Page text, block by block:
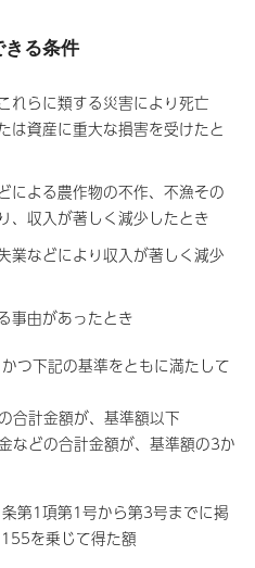
きる条件
れらに類する災害により死亡
は資産に重大な損害を受けたと
による農作物の不作、不漁その
、収入が著しく減少したとき
業などにより収入が著しく減少
事由があったとき
つ下記の基準をともに満たして
合計金額が、基準額以下
などの合計金額が、基準額の3か
第1項第1号から第3号までに掲
を乗じて得た額